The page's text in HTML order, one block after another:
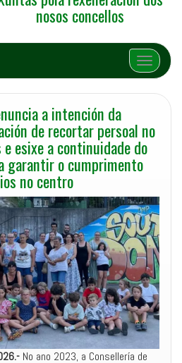
nosos concellos
Alternar
a intención da
de recortar persoal no
e esixe a continuidade do
garantir o cumprimento
no centro
No ano 2023, a Consellería de